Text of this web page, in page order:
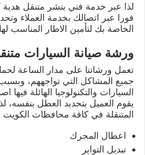
لذا عبر خدمة فني بنشر متنقل
فورا عبر اتصالك بخدمة العملاء
الخاصة بك لتأمين الاطار المناسب
ورشة صيانة السيارات
تعمل ورشاتنا على مدار الساعة
جميع المشاكل التي تواجههم،
السيارات والتكنولوجيا الهائلة
يقوم العميل بتحديد العطل بنفسه،
المتنقلة في كافة محافظات
اعطال المحرك
تبديل التواير